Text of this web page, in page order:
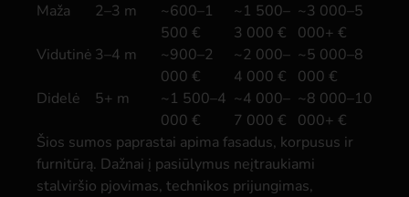
Maža
2–3 m
~600–1
500 €
~1 500–
3 000 €
~3 000–5
000+ €
Vidutinė 3–4 m
~900–2
000 €
~2 000–
4 000 €
~5 000–8
000 €
Didelė
5+ m
~1 500–4
000 €
~4 000–
7 000 €
~8 000–10
000+ €
Šios sumos paprastai apima fasadus, korpusus ir
furnitūrą. Dažnai į pasiūlymus neįtraukiami
stalviršio pjovimas, technikos prijungimas,